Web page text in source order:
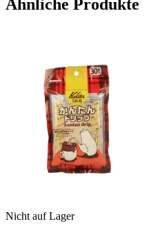
Ähnliche Produkte
Nicht auf Lager